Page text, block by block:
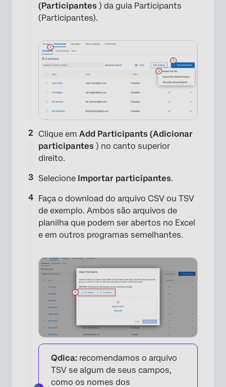
(Participantes ) da guia Participants
(Participantes).
Clique em Add Participants (Adicionar
participantes ) no canto superior
direito.
Selecione Importar participantes.
Faça o download do arquivo CSV ou TSV
de exemplo. Ambos são arquivos de
planilha que podem ser abertos no Excel
e em outros programas semelhantes.
Qdica: recomendamos o arquivo
TSV se algum de seus campos,
como os nomes dos